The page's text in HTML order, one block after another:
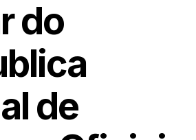
do
de